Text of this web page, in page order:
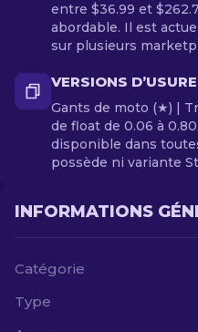
entre $36.99 et
abordable. Il est
sur plusieurs
VERSIONS D’USURE
Gants de moto (★) |
de float de 0.06 à
disponible dans
possède ni variante
INFORMATIONS
Catégorie
Type